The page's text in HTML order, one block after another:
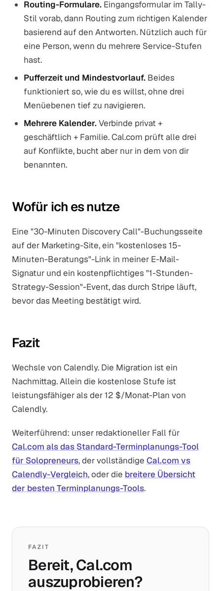
Routing-Formulare. Eingangsformular im Tally-
Stil vorab, dann Routing zum richtigen Kalender
basierend auf den Antworten. Nützlich auch für
eine Person, wenn du mehrere Service-Stufen
hast.
Pufferzeit und Mindestvorlauf. Beides
funktioniert so, wie du es willst, ohne drei
Menüebenen tief zu navigieren.
Mehrere Kalender.Verbinde privat +
geschäftlich + Familie. Cal.com prüft alle drei
auf Konflikte, bucht aber nur in dem von dir
benannten.
Wofür ich es nutze
Eine "30-Minuten Discovery Call"-Buchungsseite
auf der Marketing-Site, ein "kostenloses 15-
Minuten-Beratungs"-Link in meiner E-Mail-
Signatur und ein kostenpflichtiges "1-Stunden-
Strategy-Session"-Event, das durch Stripe läuft,
bevor das Meeting bestätigt wird.
Fazit
Wechsle von Calendly. Die Migration ist ein
Nachmittag. Allein die kostenlose Stufe ist
leistungsfähiger als der 12 $/Monat-Plan von
Calendly.
Weiterführend: unser redaktioneller Fall für
Cal.com als das Standard-Terminplanungs-Tool
für Solopreneurs, der vollständige Cal.com vs
Calendly-Vergleich, oder die breitere Übersicht
der besten Terminplanungs-Tools.
FAZIT
Bereit, Cal.com
auszuprobieren?